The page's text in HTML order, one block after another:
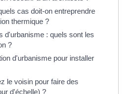
cas doit-on entreprendre
thermique ?
d'urbanisme : quels sont les
?
d'urbanisme pour installer
le voisin pour faire des
d'échelle) ?